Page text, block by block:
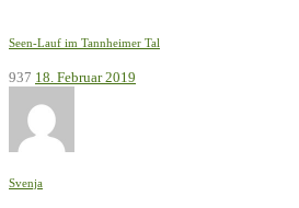
Seen-Lauf im Tannheimer Tal
937 18. Februar 2019
Svenja